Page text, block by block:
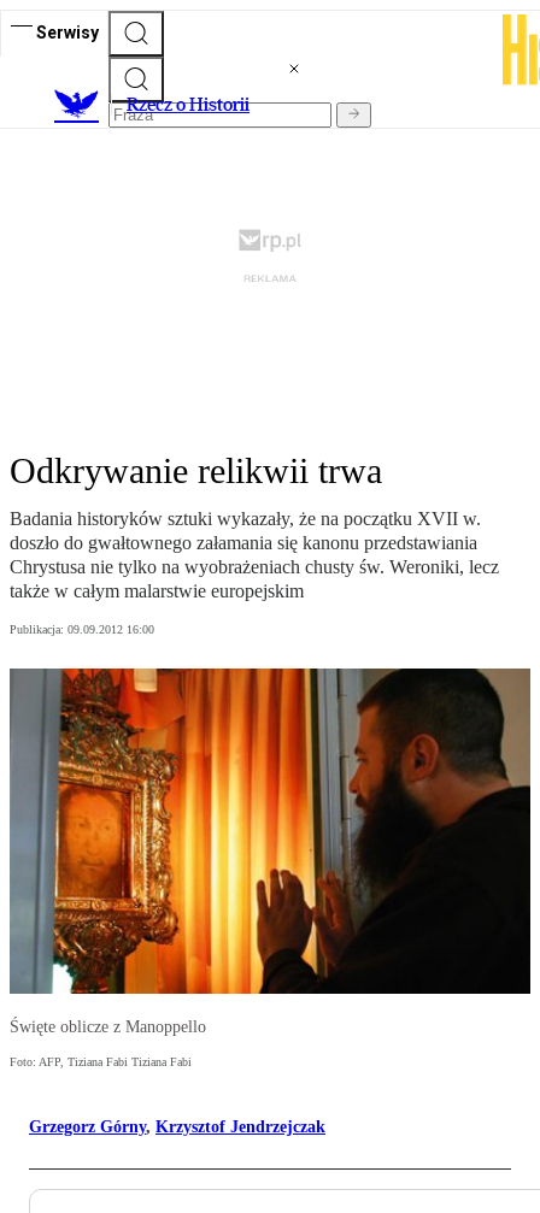
Serwisy
Rzecz o Historii
Odkrywanie relikwii trwa
Badania historyków sztuki wykazały, że na początku XVII w.
doszło do gwałtownego załamania się kanonu przedstawiania
Chrystusa nie tylko na wyobrażeniach chusty św. Weroniki, lecz
także w całym malarstwie europejskim
Publikacja: 09.09.2012 16:00
Święte oblicze z Manoppello
Foto: AFP, Tiziana Fabi Tiziana Fabi
Grzegorz Górny, Krzysztof Jendrzejczak